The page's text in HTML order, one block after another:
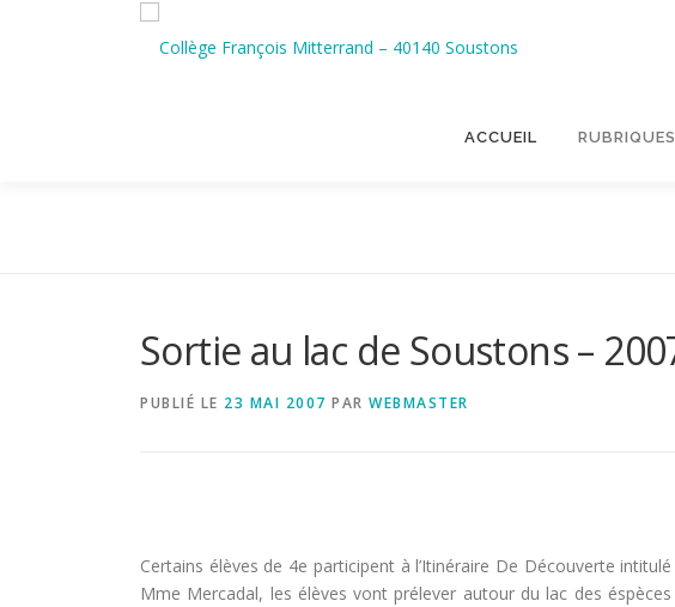
ACCUEIL RUBRIQUES
Sortie au lac de Soustons –
PUBLIÉ LE 23 MAI 2007 PAR WEBMASTER
Certains élèves de 4e participent à l’Itinéraire De Découverte
Mme Mercadal, les élèves vont prélever autour du lac des